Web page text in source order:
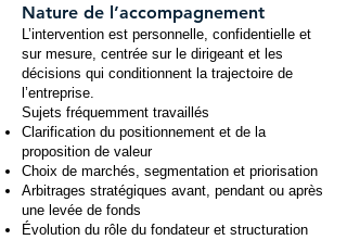
Nature de l’accompagnement
L’intervention est personnelle, confidentielle et
sur mesure, centrée sur le dirigeant et les
décisions qui conditionnent la trajectoire de
l’entreprise.
Sujets fréquemment travaillés
Clarification du positionnement et de la
proposition de valeur
Choix de marchés, segmentation et priorisation
Arbitrages stratégiques avant, pendant ou après
une levée de fonds
Évolution du rôle du fondateur et structuration